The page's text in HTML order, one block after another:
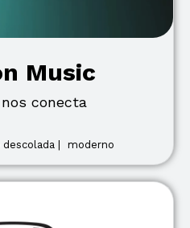
Music
conecta
| moderno